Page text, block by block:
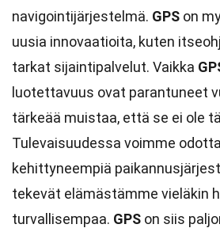
navigointijärjestelmä. GPS on
uusia innovaatioita, kuten
tarkat sijaintipalvelut. Vaikka
luotettavuus ovat parantuneet
tärkeää muistaa, että se ei ole
Tulevaisuudessa voimme
kehittyneempiä
tekevät elämästämme vieläkin
turvallisempaa. GPS on siis